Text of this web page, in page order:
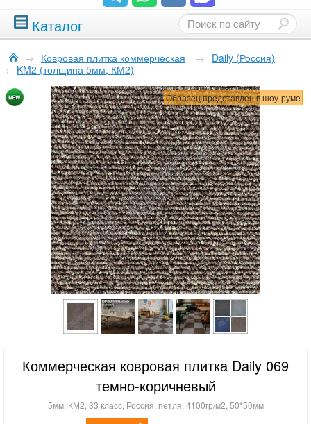
Каталог
→ Ковровая плитка коммерческая → Daily (Россия)
→ KM2 (толщина 5мм, КМ2)
Образец представлен в шоу-руме
Коммерческая ковровая плитка Daily 069
темно-коричневый
5мм, КМ2, 33 класс, Россия, петля, 4100гр/м2, 50*50мм